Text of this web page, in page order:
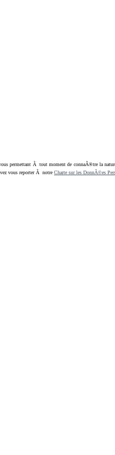
Ã tout moment de connaÃ®tre la
vous reporter Ã notre Charte sur les DonnÃ©es